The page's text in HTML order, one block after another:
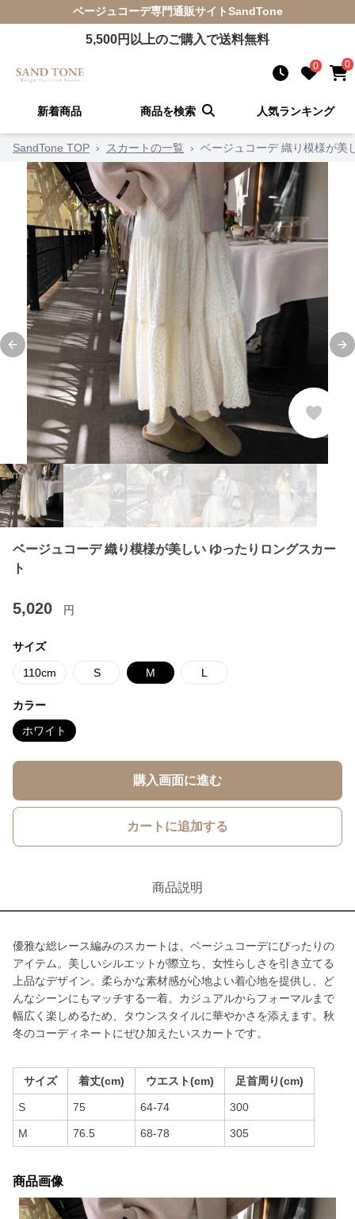
ベージュコーデ専門通販サイトSandTone
5,500円以上のご購入で送料無料
0 0
新着商品 商品を検索 人気ランキング
SandTone TOP › スカートの一覧 › ベージュコーデ 織り模様が美
Previous slide
ベージュコーデ 織り模様が美しい ゆったりロングスカー
ト
5,020 円
サイズ
110cm S M L
カラー
ホワイト
購入画面に進む
カートに追加する
商品説明
優雅な総レース編みのスカートは、ベージュコーデにぴったりの
アイテム。美しいシルエットが際立ち、女性らしさを引き立てる
上品なデザイン。柔らかな素材感が心地よい着心地を提供し、ど
んなシーンにもマッチする一着。カジュアルからフォーマルまで
幅広く楽しめるため、タウンスタイルに華やかさを添えます。秋
冬のコーディネートにぜひ加えたいスカートです。
サイズ 着丈(cm) ウエスト(cm) 足首周り(cm)
S 75 64-74 300
M 76.5 68-78 305
商品画像